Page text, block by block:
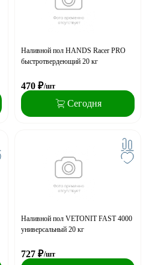
Наливной пол HANDS Racer PRO
быстротвердеющий 20 кг
470 ₽/шт
Сегодня
Наливной пол VETONIT FAST 4000
универсальный 20 кг
727 ₽/шт